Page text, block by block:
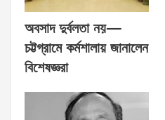
অবসাদ দুর্বলতা নয়—
চট্টগ্রামে কর্মশালায় জানালেন
বিশেষজ্ঞরা